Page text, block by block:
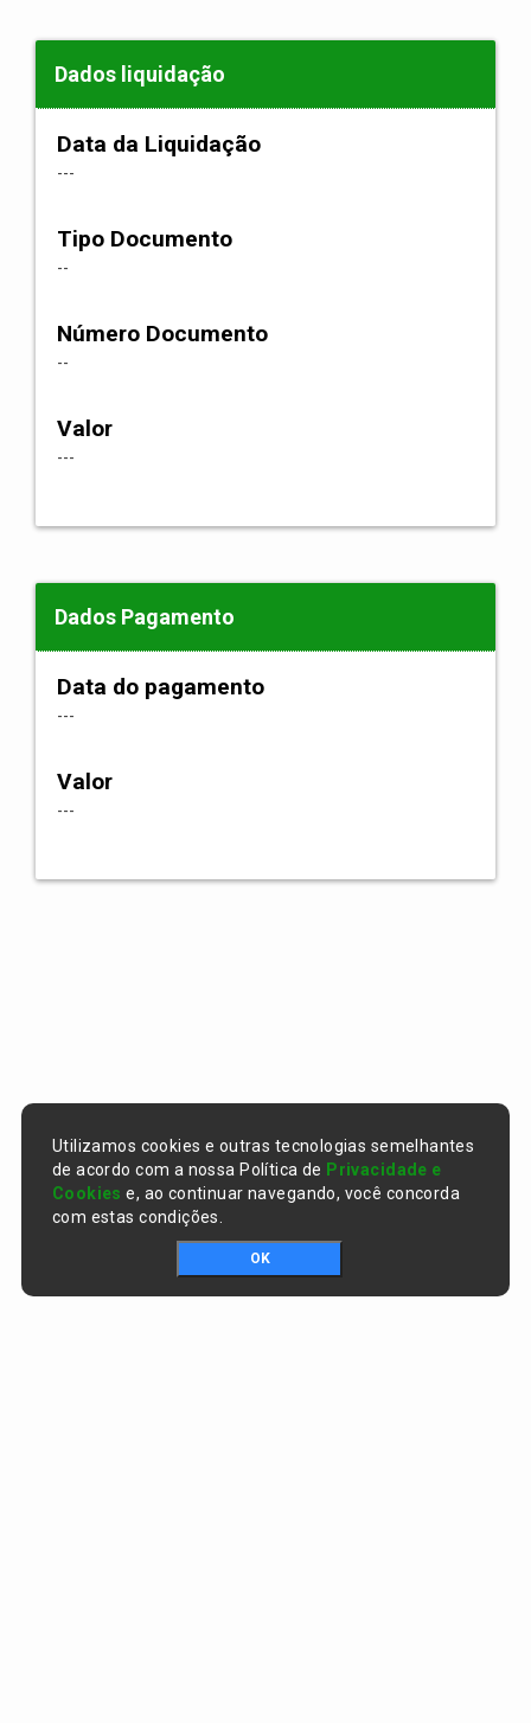
Dados liquidação
Data da Liquidação
---
Tipo Documento
--
Número Documento
--
Valor
---
Dados Pagamento
Data do pagamento
---
Valor
---
Utilizamos cookies e outras tecnologias semelhantes
de acordo com a nossa Política de Privacidade e
Cookies e, ao continuar navegando, você concorda
com estas condições.
OK